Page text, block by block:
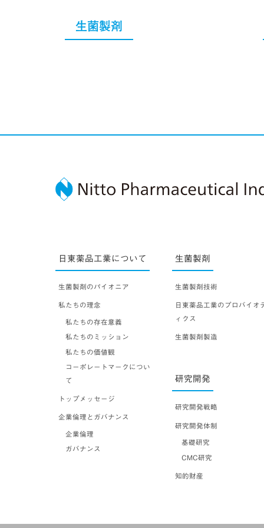
生菌製剤
日東薬品工業について
生菌製剤のパイオニア
私たちの理念
私たちの存在意義
私たちのミッション
私たちの価値観
コーポレートマークについ
て
トップメッセージ
企業倫理とガバナンス
企業倫理
ガバナンス
生菌製剤
生菌製剤技術
日東薬品工業のプロバイオ
ィクス
生菌製剤製造
研究開発
研究開発戦略
研究開発体制
基礎研究
CMC研究
知的財産